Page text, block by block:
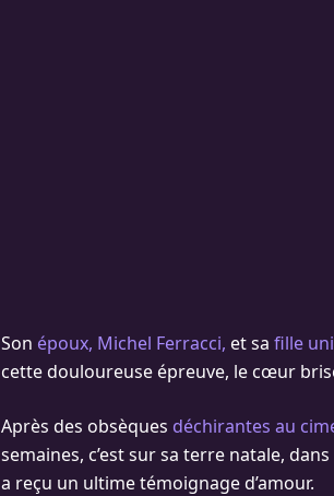
Son époux, Michel Ferracci, et sa fille
cette douloureuse épreuve, le cœur
Après des obsèques déchirantes au
semaines, c’est sur sa terre natale,
a reçu un ultime témoignage d’amour.